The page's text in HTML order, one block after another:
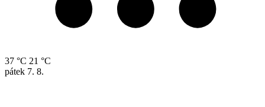
37 °C 21 °C
pátek 7. 8.